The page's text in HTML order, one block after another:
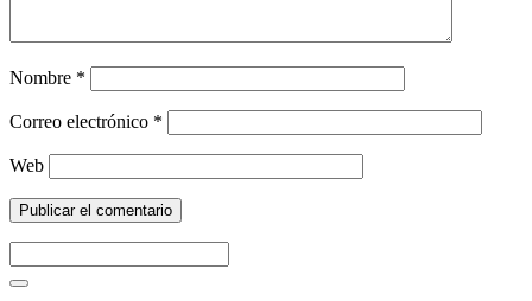
Nombre *
Correo electrónico *
Web